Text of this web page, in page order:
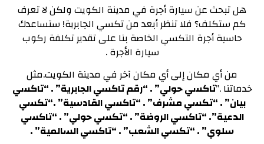
هل تبحث عن سيارة أجرة في مدينة الكويت ولكن لا تعرف
كم ستكلف؟ فلا تنظر أبعد من تكسي الجابرية! ستساعدك
حاسبة أجرة التكسي الخاصة بنا على تقدير تكلفة ركوب
سيارة الأجرة .
من أي مكان إلى أي مكان آخر في مدينة الكويت.مثل
خدماتنا .”تاكسي حولي” . “رقم تاكسي الجابرية” . “تاكسي
بيان” . “تكسي مشرف” . “تاكسي القادسية” .“تكسي
الدعية”. “تاكسي الروضة” . “تكسي حولي” . “تاكسي
سلوي” . “تكسي الشعب” . “تاكسي السالمية” .